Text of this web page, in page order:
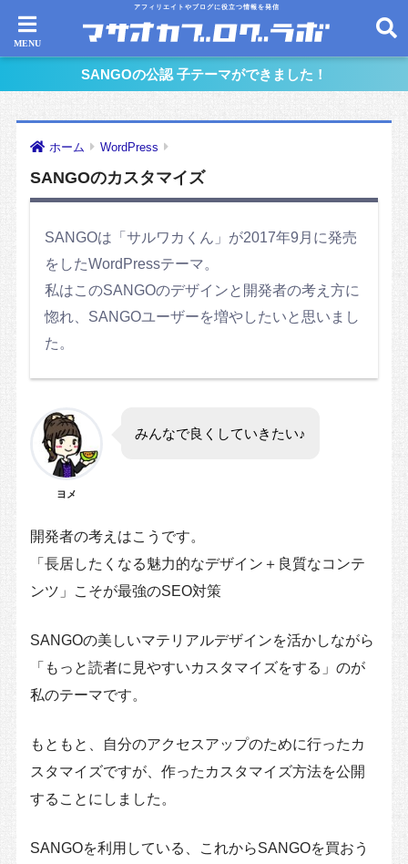
アフィリエイトやブログに役立つ情報を発信
SANGOの公認 子テーマができました！
ホーム WordPress
SANGOのカスタマイズ
SANGOは「サルワカくん」が2017年9月に発売
をしたWordPressテーマ。
私はこのSANGOのデザインと開発者の考え方に
惚れ、SANGOユーザーを増やしたいと思いまし
た。
ヨメ
みんなで良くしていきたい♪
開発者の考えはこうです。
「長居したくなる魅力的なデザイン＋良質なコンテ
ンツ」こそが最強のSEO対策
SANGOの美しいマテリアルデザインを活かしながら
「もっと読者に見やすいカスタマイズをする」のが
私のテーマです。
もともと、自分のアクセスアップのために行ったカ
スタマイズですが、作ったカスタマイズ方法を公開
することにしました。
SANGOを利用している、これからSANGOを買おう